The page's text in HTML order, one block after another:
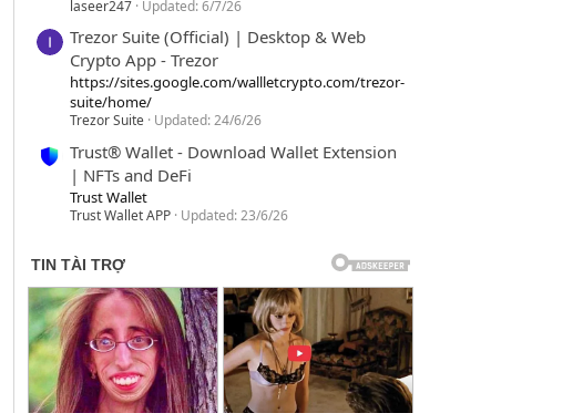
laseer247 Updated:6/7/26
Trezor Suite (Official) | Desktop & Web
Crypto App - Trezor
https://sites.google.com/wallletcrypto.com/trezor-
suite/home/
Trezor Suite Updated:24/6/26
Trust® Wallet - Download Wallet Extension
| NFTs and DeFi
Trust Wallet
Trust Wallet APP Updated:23/6/26